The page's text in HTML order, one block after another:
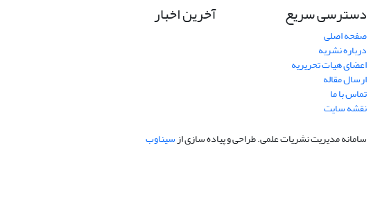
دسترسی سریع
صفحه اصلی
درباره نشریه
اعضای هیات تحریریه
ارسال مقاله
تماس با ما
نقشه سایت
آخرین اخبار
سامانه مدیریت نشریات علمی.طراحی و پیاده سازی ازسیناوب